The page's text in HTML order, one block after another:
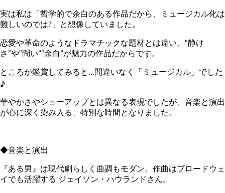
実は私は「哲学的で余白のある作品だから、ミュージカル化は
難しいのでは?」と想像していました。
恋愛や革命のようなドラマチックな題材とは違い、“静け
さ”や“問い”“余白”が魅力の作品だからです。
ところが鑑賞してみると…間違いなく「ミュージカル」でした
♪
華やかさやショーアップとは異なる表現でしたが、音楽と演出
が心に深く染み入る、特別な時間となりました。
◆音楽と演出
『ある男』は現代劇らしく曲調もモダン。作曲はブロードウェ
イでも活躍する ジェイソン・ハウランドさん。